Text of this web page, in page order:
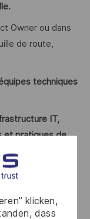
klicken,
dass
Owner ou dans
de route,
techniques
IT,
et pratiques de
logiciels